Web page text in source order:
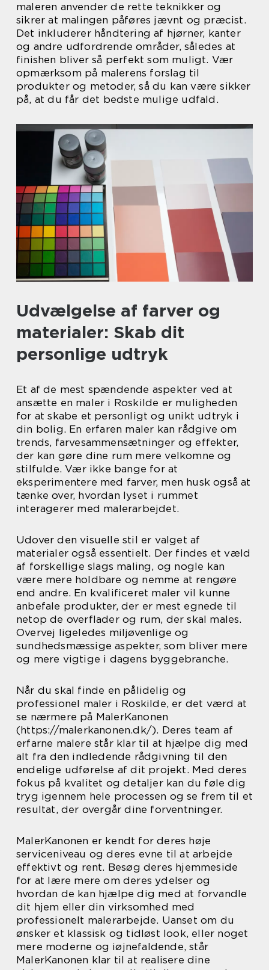
maleren anvender de rette teknikker og
sikrer at malingen påføres jævnt og præcist.
Det inkluderer håndtering af hjørner, kanter
og andre udfordrende områder, således at
finishen bliver så perfekt som muligt. Vær
opmærksom på malerens forslag til
produkter og metoder, så du kan være sikker
på, at du får det bedste mulige udfald.
Udvælgelse af farver og
materialer: Skab dit
personlige udtryk
Et af de mest spændende aspekter ved at
ansætte en maler i Roskilde er muligheden
for at skabe et personligt og unikt udtryk i
din bolig. En erfaren maler kan rådgive om
trends, farvesammensætninger og effekter,
der kan gøre dine rum mere velkomne og
stilfulde. Vær ikke bange for at
eksperimentere med farver, men husk også at
tænke over, hvordan lyset i rummet
interagerer med malerarbejdet.
Udover den visuelle stil er valget af
materialer også essentielt. Der findes et væld
af forskellige slags maling, og nogle kan
være mere holdbare og nemme at rengøre
end andre. En kvalificeret maler vil kunne
anbefale produkter, der er mest egnede til
netop de overflader og rum, der skal males.
Overvej ligeledes miljøvenlige og
sundhedsmæssige aspekter, som bliver mere
og mere vigtige i dagens byggebranche.
Når du skal finde en pålidelig og
professionel maler i Roskilde, er det værd at
se nærmere på MalerKanonen
(https://malerkanonen.dk/). Deres team af
erfarne malere står klar til at hjælpe dig med
alt fra den indledende rådgivning til den
endelige udførelse af dit projekt. Med deres
fokus på kvalitet og detaljer kan du føle dig
tryg igennem hele processen og se frem til et
resultat, der overgår dine forventninger.
MalerKanonen er kendt for deres høje
serviceniveau og deres evne til at arbejde
effektivt og rent. Besøg deres hjemmeside
for at lære mere om deres ydelser og
hvordan de kan hjælpe dig med at forvandle
dit hjem eller din virksomhed med
professionelt malerarbejde. Uanset om du
ønsker et klassisk og tidløst look, eller noget
mere moderne og iøjnefaldende, står
MalerKanonen klar til at realisere dine